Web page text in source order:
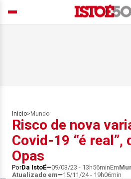
Início> Mundo
Risco de nova
Covid-19 “é real”,
Opas
PorDa IstoÉ 09/03/23 - 13h56minEm
Atualizado em
15/11/24 - 19h06min